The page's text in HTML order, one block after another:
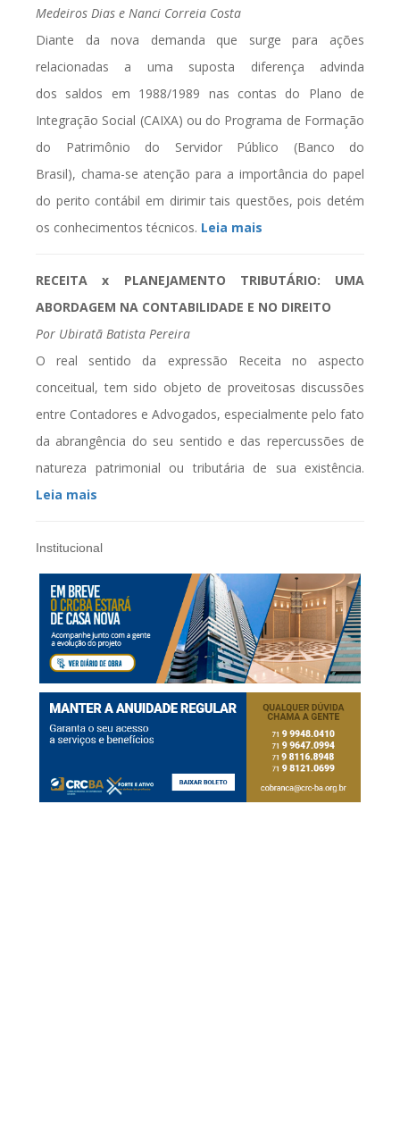
Medeiros Dias e Nanci Correia Costa
Diante da nova demanda que surge para ações
relacionadas a uma suposta diferença advinda
dos saldos em 1988/1989 nas contas do Plano de
Integração Social (CAIXA) ou do Programa de Formação
do Patrimônio do Servidor Público (Banco do
Brasil), chama-se atenção para a importância do papel
do perito contábil em dirimir tais questões, pois detém
os conhecimentos técnicos. Leia mais
RECEITA x PLANEJAMENTO TRIBUTÁRIO: UMA
ABORDAGEM NA CONTABILIDADE E NO DIREITO
Por Ubiratã Batista Pereira
O real sentido da expressão Receita no aspecto
conceitual, tem sido objeto de proveitosas discussões
entre Contadores e Advogados, especialmente pelo fato
da abrangência do seu sentido e das repercussões de
natureza patrimonial ou tributária de sua existência.
Leia mais
Institucional